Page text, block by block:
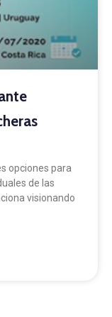
opciones para
de las
visionando